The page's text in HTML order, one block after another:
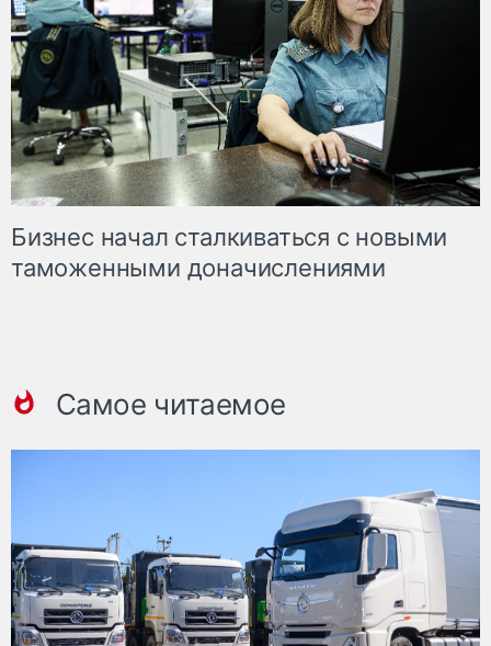
Бизнес начал сталкиваться с новыми
таможенными доначислениями
Самое читаемое